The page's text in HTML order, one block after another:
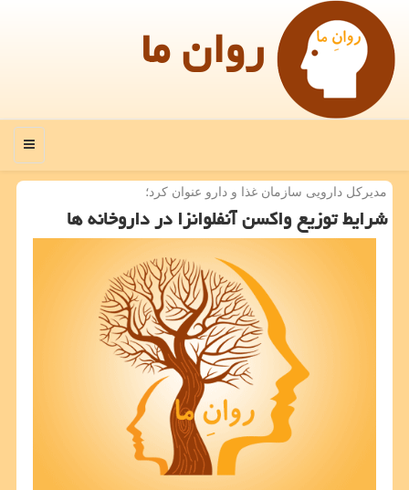
روان ما
منو
مدیركل دارویی سازمان غذا و دارو عنوان كرد؛
شرایط توزیع واكسن آنفلوانزا در داروخانه ها